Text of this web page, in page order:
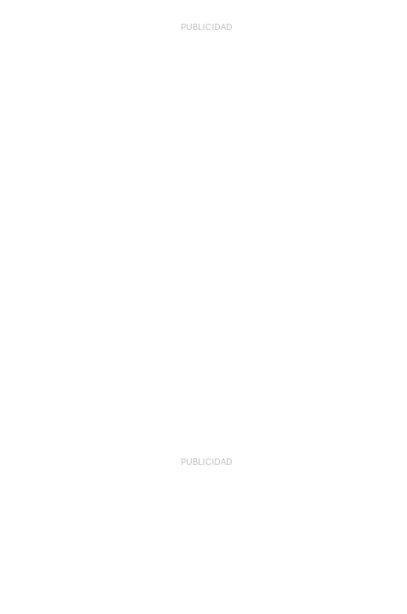
PUBLICIDAD
PUBLICIDAD